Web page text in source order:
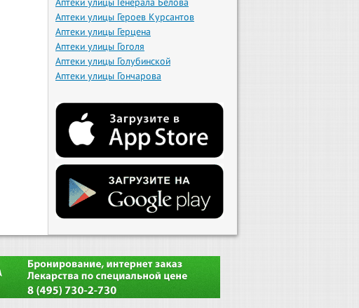
Аптеки улицы Героев Курсантов
Аптеки улицы Герцена
Аптеки улицы Гоголя
Аптеки улицы Голубинской
Аптеки улицы Гончарова